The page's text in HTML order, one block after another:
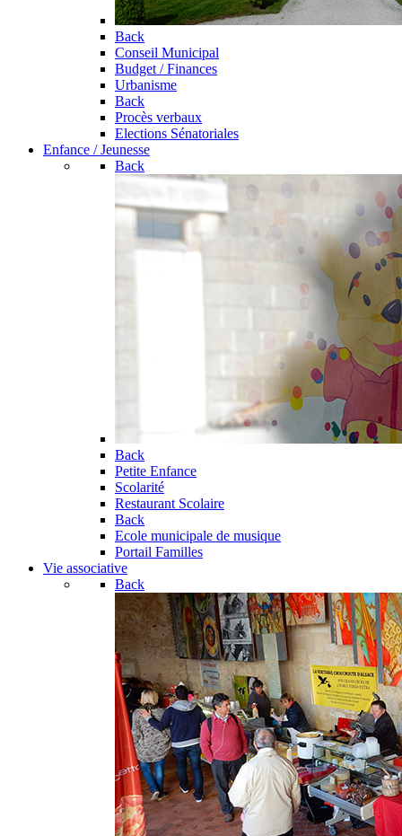
Back
Conseil Municipal
Budget / Finances
Urbanisme
Back
Procès verbaux
Elections Sénatoriales
Enfance / Jeunesse
Back
Back
Petite Enfance
Scolarité
Restaurant Scolaire
Back
Ecole municipale de musique
Portail Familles
Vie associative
Back